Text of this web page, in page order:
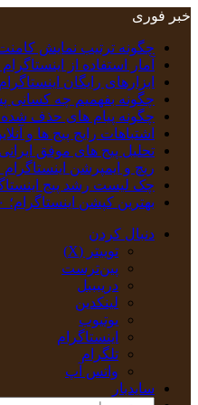
خبر فوری
چگونه ترتیب نمایش
آمار استفاده از
ابزارهای رایگان
چگونه بفهمیم چه کسانی
چگونه پیام‌ های حذف‌ شده
اشتباهات رایج پیج ها و
تحلیل پیج‌ های موفق
ریچ و ایمپرشن اینستاگرام چیست؟ 7 راهکار های
چک‌ لیست رشد پیج
بهترین کپشن‌ اینستاگرام؛ ۱۰۰+ متن خاص فارسی و انگلیسی
دنبال کردن
توییتر (X)
‫پین‌ترست
دریبببل
لینکدین
یوتیوب
اینستاگرام
تلگرام
واتس آپ
سایدبار